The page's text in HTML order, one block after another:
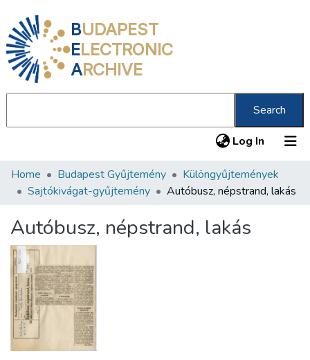
BUDAPEST
ELECTRONIC
ARCHIVE
Search
Log In (current)
Communities & Collections
Statistics
About us
Home Budapest Gyűjtemény
Különgyűjtemények
Sajtókivágat-gyűjtemény
Autóbusz, népstrand, lakás
Autóbusz, népstrand, lakás